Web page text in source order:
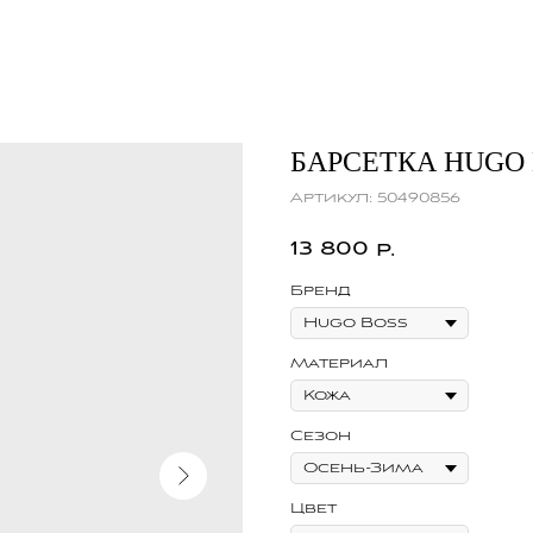
БАРСЕТКА HUGO
Артикул: 50490856
13 800 р.
Бренд
Материал
Сезон
Цвет